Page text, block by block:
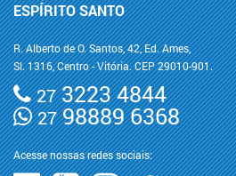
ESPÍRITO SANTO
R. Alberto de O. Santos, 42, Ed. Ames,
Sl. 1316, Centro - Vitória. CEP 29010-901.
273223 4844
2798889 6368
Acesse nossas redes sociais: